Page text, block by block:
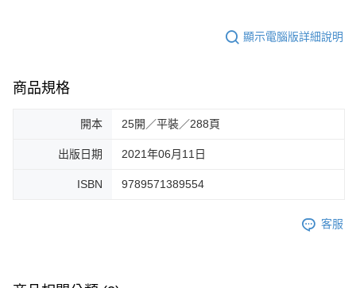
顯示電腦版詳細說明
商品規格
開本 25開／平裝／288頁
出版日期 2021年06月11日
ISBN 9789571389554
客服